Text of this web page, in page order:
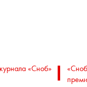
«Сноб»